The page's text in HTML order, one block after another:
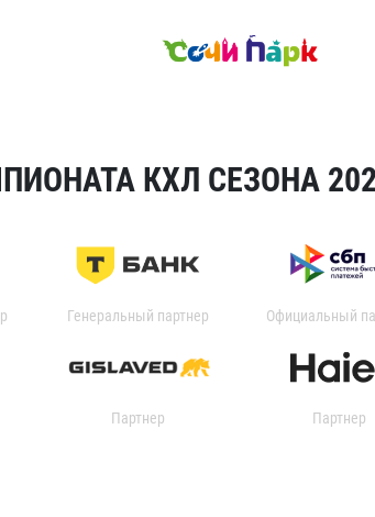
КХЛ СЕЗОНА
Генеральный партнер Официальный
Партнер Партнер